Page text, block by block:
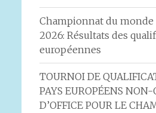
Championnat du
2026: Résultats des
européennes
TOURNOI DE
PAYS EUROPÉENS NON-
D’OFFICE POUR LE